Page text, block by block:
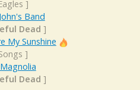
]
Band
Dead ]
My Sunshine
]
Dead ]